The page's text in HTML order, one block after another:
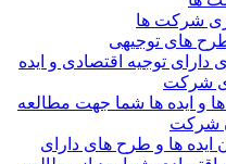
شرکت ها
های توجیهی
توجیه اقتصادی و ایده
شرکت
و ایده ها شما جهت مطالعه
شرکت
ایده ها و طرح های دارای